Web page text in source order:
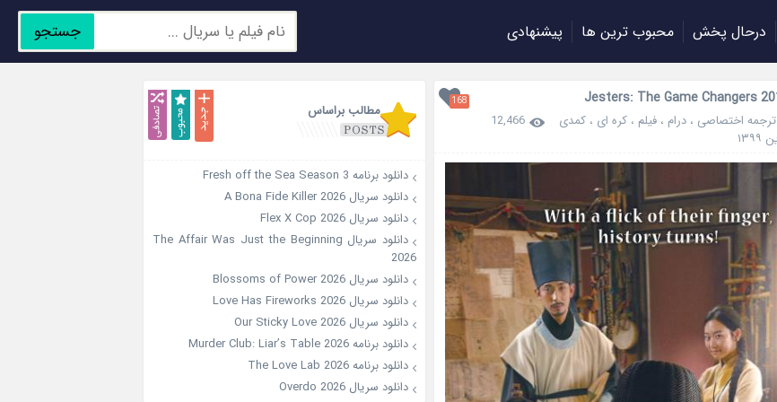
درحال پخش محبوب ترین ها پیشنهادی جستجو
168
ترجمه اختصاصی ، درام ، فیلم ، کره ای ، کمدی
12,466
مطالب براساس
دانلود برنامه Fresh off the Sea Season 3
دانلود سریال A Bona Fide Killer 2026
دانلود سریال Flex X Cop 2026
دانلود سریال The Affair Was Just the Beginning
2026
دانلود سریال Blossoms of Power 2026
دانلود سریال Love Has Fireworks 2026
دانلود سریال Our Sticky Love 2026
دانلود برنامه Murder Club: Liar’s Table 2026
دانلود برنامه The Love Lab 2026
دانلود سریال Overdo 2026